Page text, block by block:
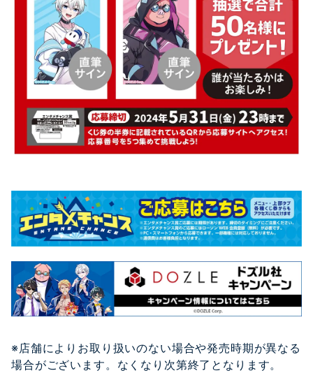
※店舗によりお取り扱いのない場合や発売時期が異なる
場合がございます。なくなり次第終了となります。